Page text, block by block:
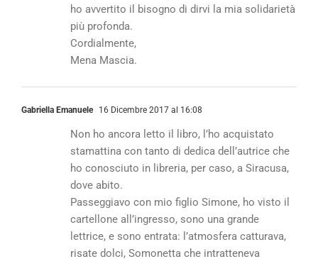
ho avvertito il bisogno di dirvi la mia solidarietà
più profonda.
Cordialmente,
Mena Mascia.
Gabriella Emanuele 16 Dicembre 2017 al 16:08
Non ho ancora letto il libro, l’ho acquistato
stamattina con tanto di dedica dell’autrice che
ho conosciuto in libreria, per caso, a Siracusa,
dove abito.
Passeggiavo con mio figlio Simone, ho visto il
cartellone all’ingresso, sono una grande
lettrice, e sono entrata: l’atmosfera catturava,
risate dolci, Somonetta che intratteneva